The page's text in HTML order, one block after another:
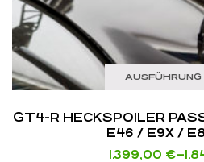
AUSFÜHRUNG
GT4-R HECKSPOILER
E46 / E9X /
1.399,00 €–